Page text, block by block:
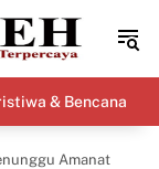
& Bencana
Amanat